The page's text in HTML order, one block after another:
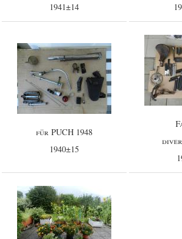
1941±14
für PUCH 1948
1940±15